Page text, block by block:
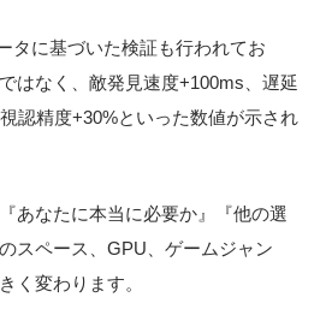
タに基づいた検証も行われてお
はなく、敵発見速度+100ms、遅延
認精度+30%といった数値が示され
あなたに本当に必要か』『他の選
スペース、GPU、ゲームジャン
く変わります。